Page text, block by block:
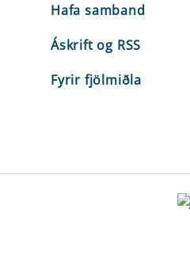
Hafa samband
Áskrift og RSS
Fyrir fjölmiðla